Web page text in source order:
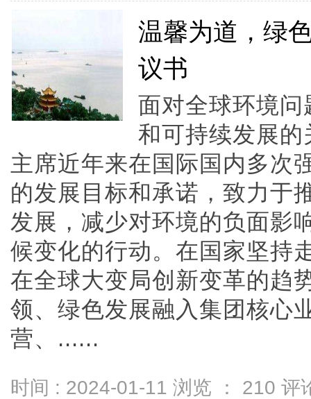
温馨为道，绿
议书
面对全球环境
和可持续发展
主席近年来在国际国内多次
的发展目标和承诺，致力于
发展，减少对环境的负面影
候变化的行动。在国家坚持
在全球大变局创新变革的趋
领、绿色发展融入集团核心
营、......
时间 : 2024-01-11 浏览 ： 210 评